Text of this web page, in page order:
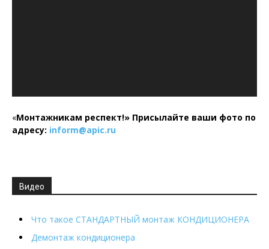
«Монтажникам респект!» Присылайте ваши фото по
адресу: inform@apic.ru
Видео
Что такое СТАНДАРТНЫЙ монтаж КОНДИЦИОНЕРА
Демонтаж кондиционера